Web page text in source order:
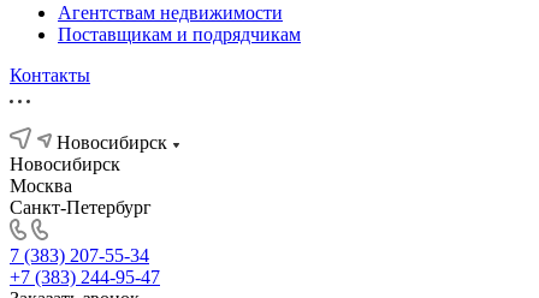
Агентствам недвижимости
Поставщикам и подрядчикам
Контакты
Новосибирск
Новосибирск
Москва
Санкт-Петербург
7 (383) 207-55-34
+7 (383) 244-95-47